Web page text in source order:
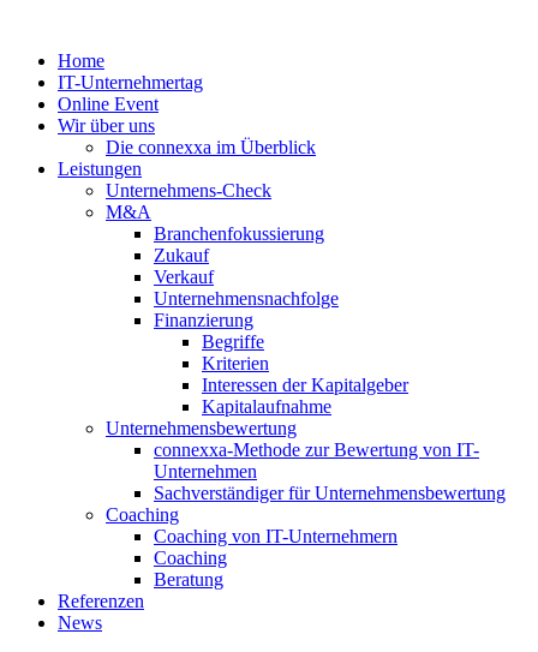
springenHome
IT-Unternehmertag
Online Event
Wir über uns
Die connexxa im Überblick
Leistungen
Unternehmens-Check
M&A
Branchenfokussierung
Zukauf
Verkauf
Unternehmensnachfolge
Finanzierung
Begriffe
Kriterien
Interessen der Kapitalgeber
Kapitalaufnahme
Unternehmensbewertung
connexxa-Methode zur Bewertung von IT-
Unternehmen
Sachverständiger für Unternehmensbewertung
Coaching
Coaching von IT-Unternehmern
Coaching
Beratung
Referenzen
News